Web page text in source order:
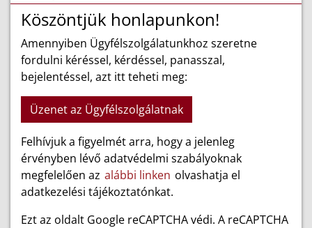
Köszöntjük honlapunkon!
Amennyiben Ügyfélszolgálatunkhoz szeretne
fordulni kéréssel, kérdéssel, panasszal,
bejelentéssel, azt itt teheti meg:
Üzenet az Ügyfélszolgálatnak
Felhívjuk a figyelmét arra, hogy a jelenleg
érvényben lévő adatvédelmi szabályoknak
megfelelően az alábbi linken olvashatja el
adatkezelési tájékoztatónkat.
Ezt az oldalt Google reCAPTCHA védi. A reCAPTCHA